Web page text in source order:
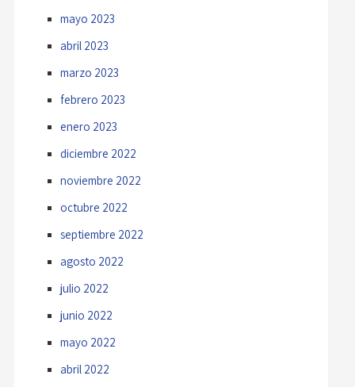
mayo 2023
abril 2023
marzo 2023
febrero 2023
enero 2023
diciembre 2022
noviembre 2022
octubre 2022
septiembre 2022
agosto 2022
julio 2022
junio 2022
mayo 2022
abril 2022